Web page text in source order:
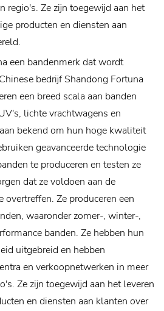
regio's. Ze zijn toegewijd aan het
producten en diensten aan
een bandenmerk dat wordt
bedrijf Shandong Fortuna
een breed scala aan banden
lichte vrachtwagens en
​​bekend om hun hoge kwaliteit
geavanceerde technologie
te produceren en testen ze
dat ze voldoen aan de
Ze produceren een
waaronder zomer-, winter-,
banden. Ze hebben hun
uitgebreid en hebben
en verkoopnetwerken in meer
Ze zijn toegewijd aan het leveren
en diensten aan klanten over